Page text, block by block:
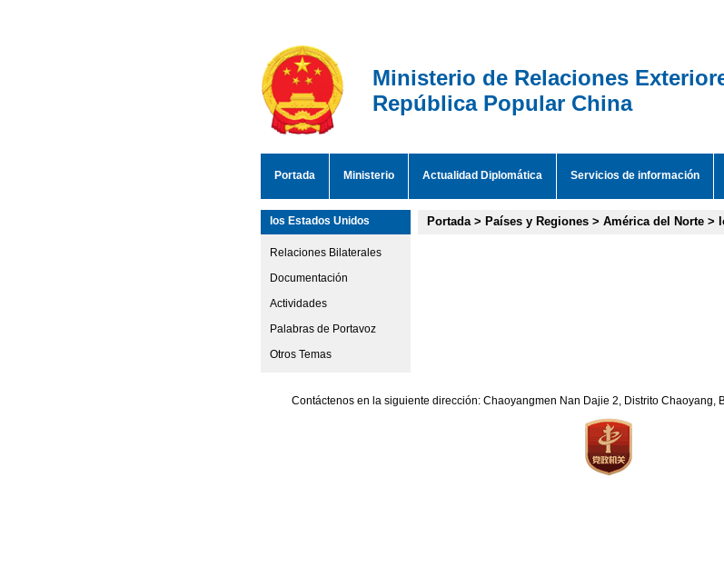
Ministerio de Relaciones
República Popular China
Portada Ministerio Actualidad Diplomática Servicios de información
los Estados Unidos
Relaciones Bilaterales
Documentación
Actividades
Palabras de Portavoz
Otros Temas
Portada> Países y Regiones > América del Norte >
Contáctenos en la siguiente dirección: Chaoyangmen Nan Dajie 2, Distrito Chaoyang,